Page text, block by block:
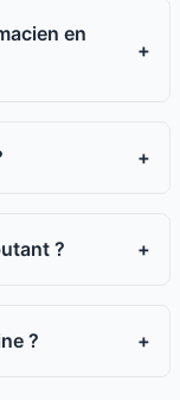
en
+
+
? +
? +